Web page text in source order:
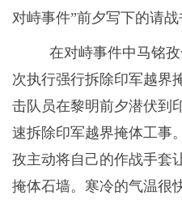
对峙事件”前夕写下的请战
在对峙事件中马铭
次执行强行拆除印军越界
击队员在黎明前夕潜伏到
速拆除印军越界掩体工事
孜主动将自己的作战手套
掩体石墙。寒冷的气温很